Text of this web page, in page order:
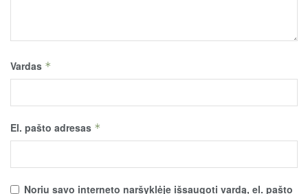
Vardas *
El. pašto adresas *
Noriu savo interneto naršyklėje išsaugoti vardą, el. pašto